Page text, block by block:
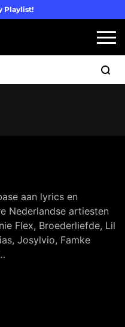
Playlist!
aan lyrics en
Nederlandse artiesten
Flex, Broederliefde, Lil
Josylvio, Famke